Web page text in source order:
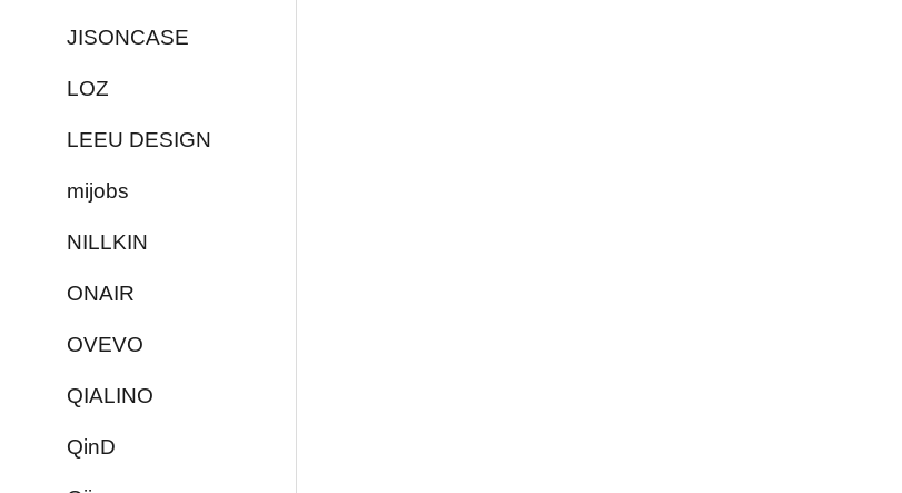
JISONCASE
LOZ
LEEU DESIGN
mijobs
NILLKIN
ONAIR
OVEVO
QIALINO
QinD